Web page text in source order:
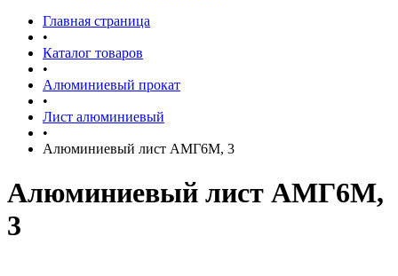
Главная страница
•
Каталог товаров
•
Алюминиевый прокат
•
Лист алюминиевый
•
Алюминиевый лист АМГ6М, 3
Алюминиевый лист АМГ6М,
3